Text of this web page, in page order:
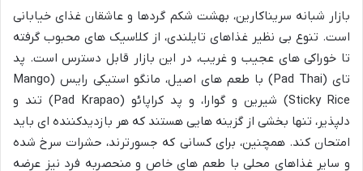
بازار شبانه سریناکارین، بهشت شکم گردها و عاشقان غذای خیابانی
است. تنوع بی نظیر غذاهای تایلندی، از کلاسیک های محبوب گرفته
تا خوراکی های عجیب و غریب، در این بازار قابل دسترس است. پد
تای (Pad Thai) با طعم های اصیل، مانگو استیکی رایس (Mango
Sticky Rice) شیرین و گوارا، و پد کراپائو (Pad Krapao) تند و
دلپذیر، تنها بخشی از گزینه هایی هستند که هر بازدیدکننده ای باید
امتحان کند. همچنین، برای کسانی که جسورترند، حشرات سرخ شده
و سایر غذاهای محلی با طعم های خاص و منحصربه فرد نیز عرضه